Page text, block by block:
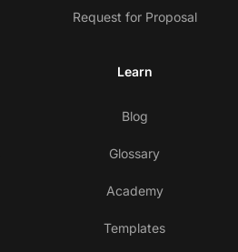
Request for Proposal
Learn
Blog
Glossary
Academy
Templates